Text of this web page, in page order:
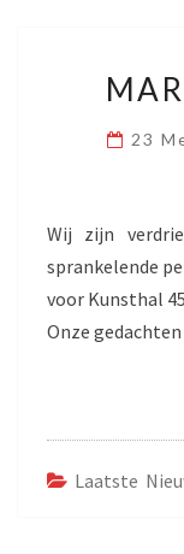
23
Wij zijn
sprankelende
voor Kunsthal
Onze
Laatste